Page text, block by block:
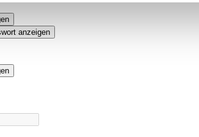
um Inhalte und Anzeigen zu
unsere Website zu analysieren.
weiteren Daten zusammen, die Sie ihnen
anzeigen